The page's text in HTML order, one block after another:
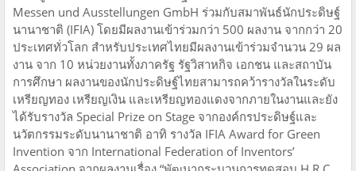
Messen und Ausstellungen GmbH ร่วมกับสมาพันธ์นักประดิษฐ์
นานาชาติ (IFIA) โดยมีผลงานเข้าร่วมกว่า 500 ผลงาน จากกว่า 20
ประเทศทั่วโลก สำหรับประเทศไทยมีผลงานเข้าร่วมจำนวน 29 ผล
งาน จาก 10 หน่วยงานทั้งภาครัฐ รัฐวิสาหกิจ เอกชน และสถาบัน
การศึกษา ผลงานของนักประดิษฐ์ไทยสามารถคว้ารางวัลในระดับ
เหรียญทอง เหรียญเงิน และเหรียญทองแดงจากภายในงานและยัง
ได้รับรางวัล Special Prize on Stage จากองค์กรประดิษฐ์และ
นวัตกรรมระดับนานาชาติ อาทิ รางวัล IFIA Award for Green
Invention จาก International Federation of Inventors’